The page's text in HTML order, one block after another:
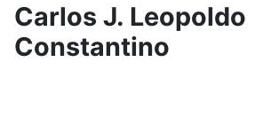
Carlos J. Leopoldo
Constantino